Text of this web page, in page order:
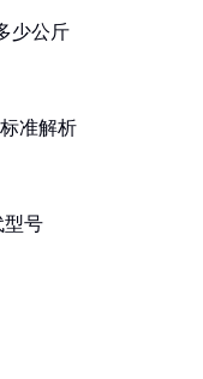
少公斤
准解析
型号